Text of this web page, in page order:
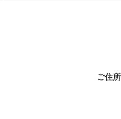
ご住所